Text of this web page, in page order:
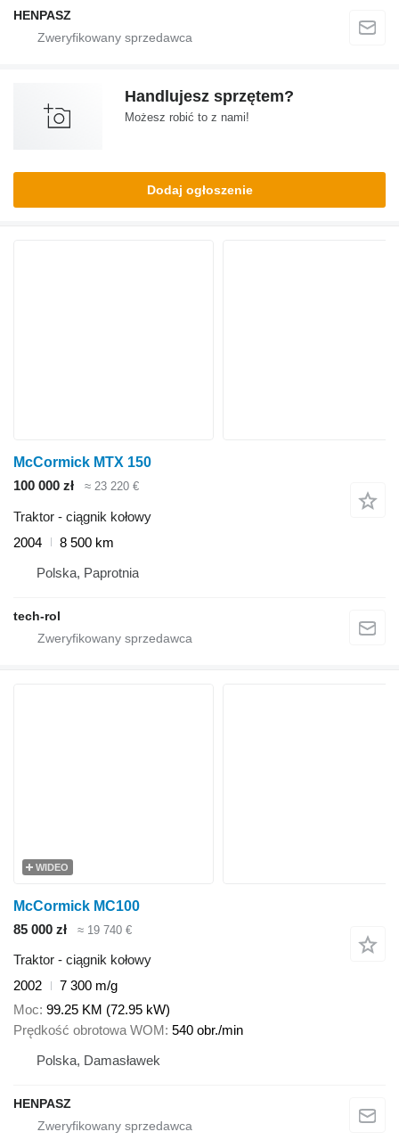
HENPASZ
Handlujesz sprzętem?
Możesz robić to z nami!
Dodaj ogłoszenie
McCormick MTX 150
100 000 zł
≈ 23 220 €
Traktor - ciągnik kołowy
2004
8 500 km
Polska, Paprotnia
tech-rol
WIDEO
McCormick MC100
85 000 zł
≈ 19 740 €
Traktor - ciągnik kołowy
2002
7 300 m/g
Moc 99.25 KM (72.95 kW)
Prędkość obrotowa WOM 540 obr./min
Polska, Damasławek
HENPASZ